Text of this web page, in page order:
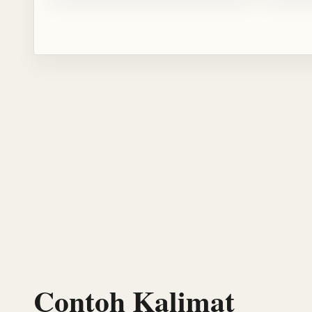
Contoh Kalimat